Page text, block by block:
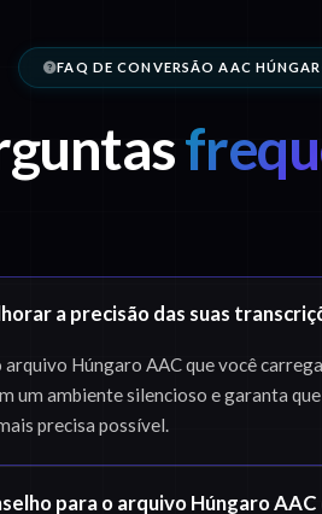
FAQ DE CONVERSÃO AAC
a precisão das suas
Húngaro AAC que você
um ambiente silencioso e garanta
precisa possível.
para o arquivo Húngaro